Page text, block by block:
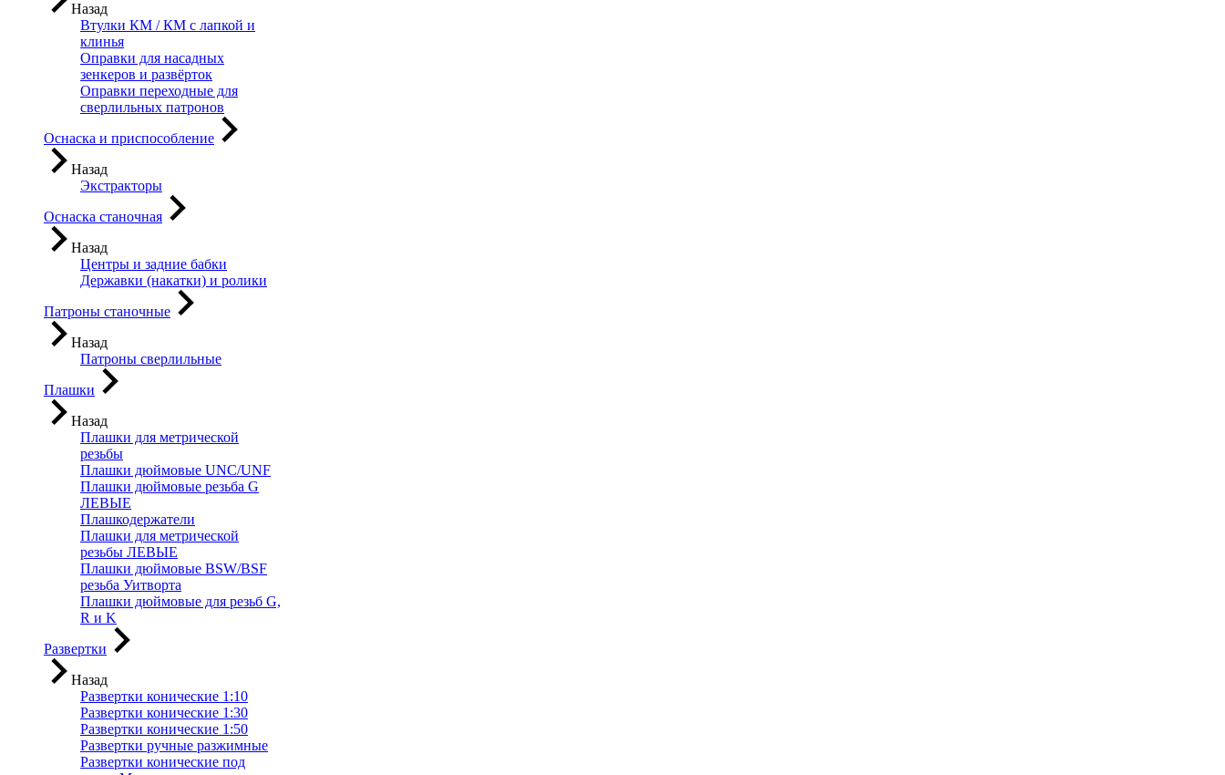
Назад
Втулки КМ / КМ с лапкой и
клинья
Оправки для насадных
зенкеров и развёрток
Оправки переходные для
сверлильных патронов
Оснаска и приспособление
Назад
Экстракторы
Оснаска станочная
Назад
Центры и задние бабки
Державки (накатки) и ролики
Патроны станочные
Назад
Патроны сверлильные
Плашки
Назад
Плашки для метрической
резьбы
Плашки дюймовые UNC/UNF
Плашки дюймовые резьба G
ЛЕВЫЕ
Плашкодержатели
Плашки для метрической
резьбы ЛЕВЫЕ
Плашки дюймовые BSW/BSF
резьба Уитворта
Плашки дюймовые для резьб G,
R и K
Развертки
Назад
Развертки конические 1:10
Развертки конические 1:30
Развертки конические 1:50
Развертки ручные разжимные
Развертки конические под